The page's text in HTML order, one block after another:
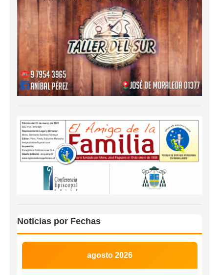
Noticias por Fechas
agosto 2026